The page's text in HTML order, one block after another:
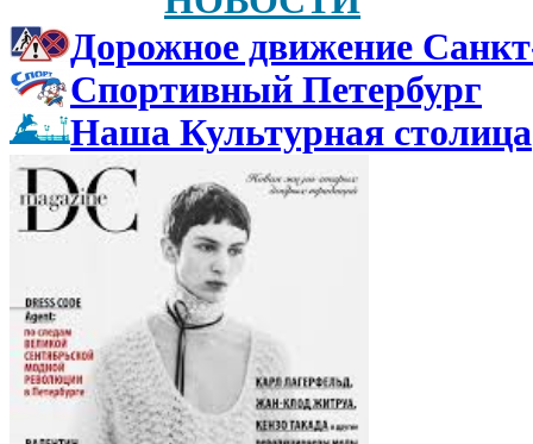
Дорожное движение
Спортивный Петербург
Наша Культурная столица